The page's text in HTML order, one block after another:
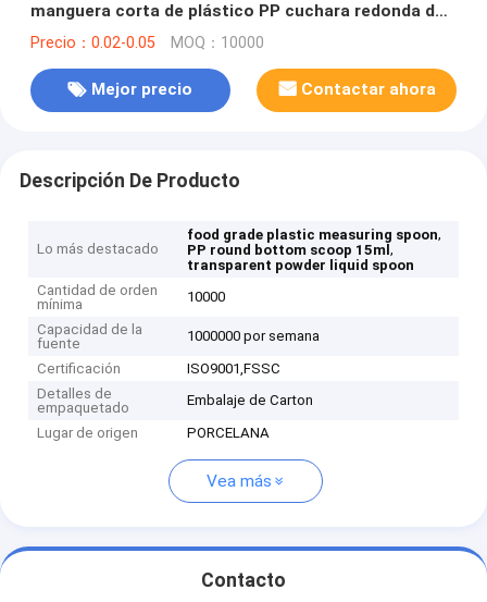
manguera corta de plástico PP cuchara redonda de
fondo 5ML 10ML 15ML cuchara de medición líquida
Precio：0.02-0.05 MOQ：10000
Mejor precio Contactar ahora
Descripción De Producto
Lo más destacado
food grade plastic measuring spoon,
PP round bottom scoop 15ml,
transparent powder liquid spoon
Cantidad de orden
mínima
10000
Capacidad de la
fuente
1000000 por semana
Certificación
ISO9001,FSSC
Detalles de
empaquetado
Embalaje de Carton
Lugar de origen
PORCELANA
Vea más
Contacto